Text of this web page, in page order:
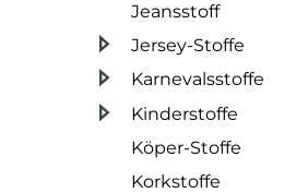
Jeansstoff
Jersey-Stoffe
Karnevalsstoffe
Kinderstoffe
Köper-Stoffe
Korkstoffe